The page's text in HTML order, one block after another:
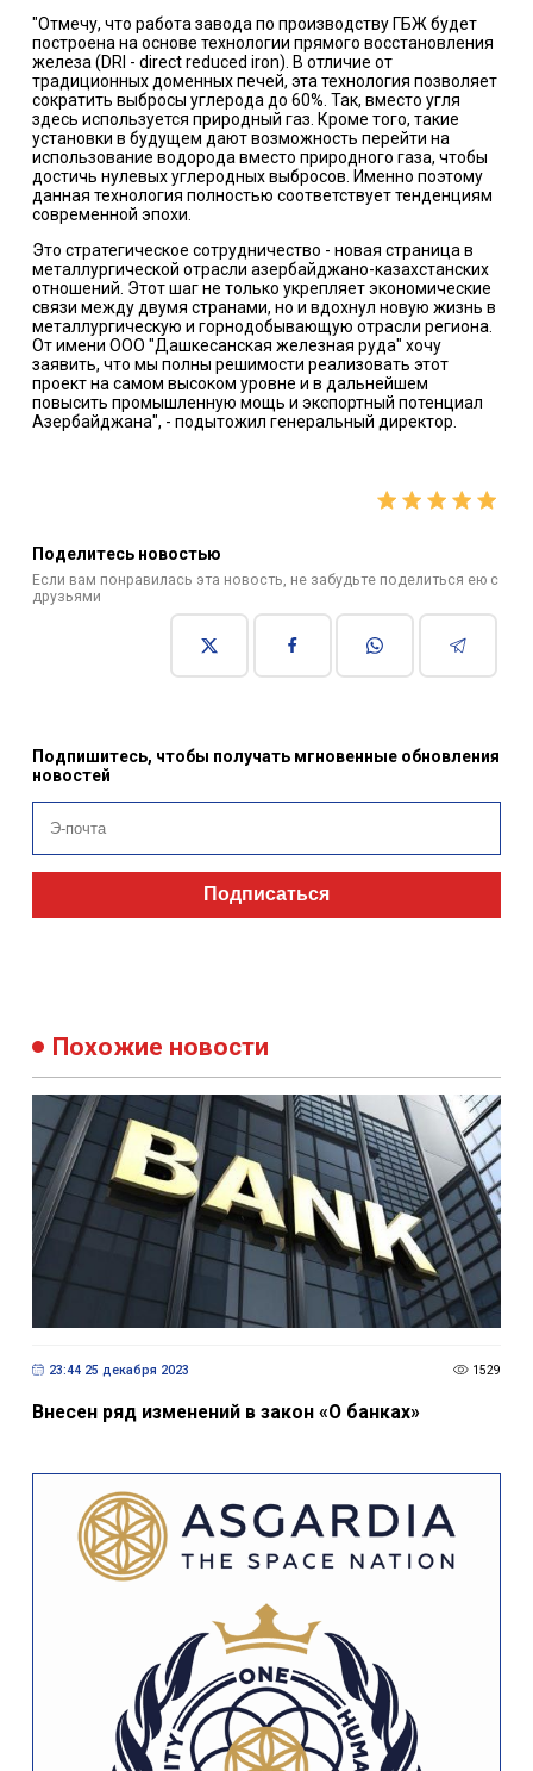
"Отмечу, что работа завода по производству ГБЖ будет
построена на основе технологии прямого восстановления
железа (DRI - direct reduced iron). В отличие от
традиционных доменных печей, эта технология позволяет
сократить выбросы углерода до 60%. Так, вместо угля
здесь используется природный газ. Кроме того, такие
установки в будущем дают возможность перейти на
использование водорода вместо природного газа, чтобы
достичь нулевых углеродных выбросов. Именно поэтому
данная технология полностью соответствует тенденциям
современной эпохи.
Это стратегическое сотрудничество - новая страница в
металлургической отрасли азербайджано-казахстанских
отношений. Этот шаг не только укрепляет экономические
связи между двумя странами, но и вдохнул новую жизнь в
металлургическую и горнодобывающую отрасли региона.
От имени ООО "Дашкесанская железная руда" хочу
заявить, что мы полны решимости реализовать этот
проект на самом высоком уровне и в дальнейшем
повысить промышленную мощь и экспортный потенциал
Азербайджана", - подытожил генеральный директор.
Поделитесь новостью
Если вам понравилась эта новость, не забудьте поделиться ею с
друзьями
Подпишитесь, чтобы получать мгновенные обновления
новостей
Подписаться
Похожие новости
23:44 25 декабря 2023 1529
Внесен ряд изменений в закон «О банках»